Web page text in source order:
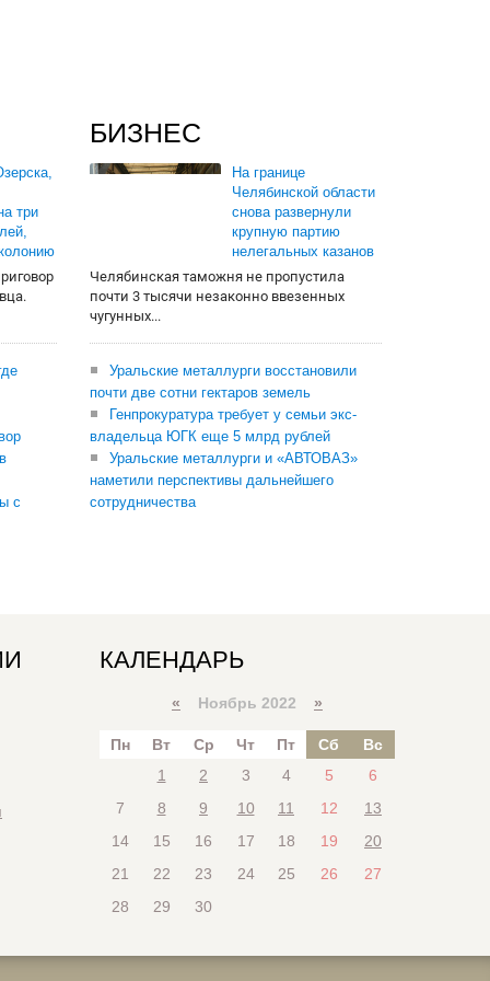
три
с
БИЗНЕС
На границе
Челябинской области
снова развернули
крупную партию
нелегальных казанов
Челябинская таможня не пропустила
почти 3 тысячи незаконно ввезенных
чугунных...
Уральские металлурги восстановили
почти две сотни гектаров земель
Генпрокуратура требует у семьи экс-
владельца ЮГК еще 5 млрд рублей
Уральские металлурги и «АВТОВАЗ»
наметили перспективы дальнейшего
сотрудничества
КАЛЕНДАРЬ
« Ноябрь 2022 »
Пн Вт Ср Чт Пт Сб
Вс
1
2 3 4 5
6
7
8 9 10 11 12
13
14
15 16 17 18 19
20
21
22 23 24 25 26
27
28
29 30